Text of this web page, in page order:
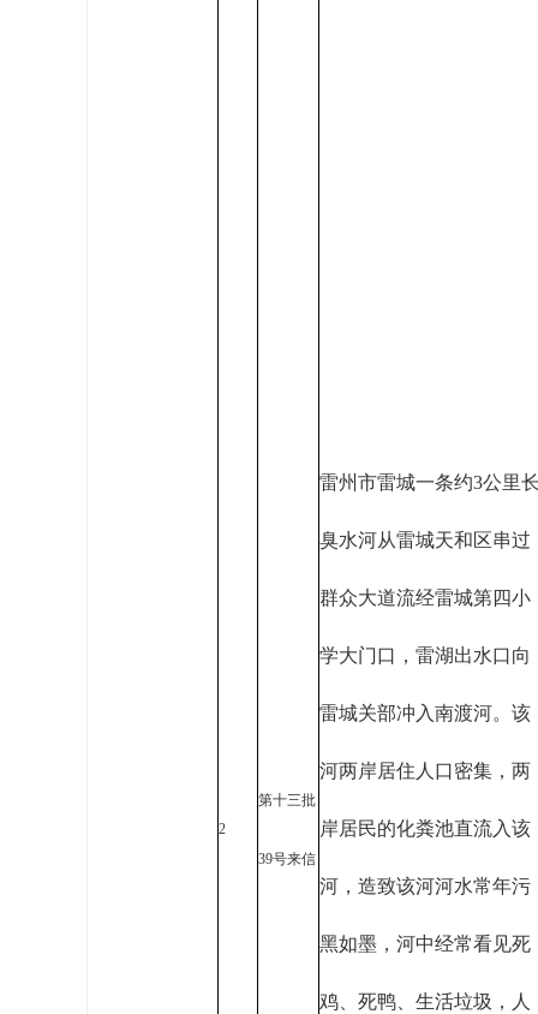
2
第十三批
39号来信
雷州市雷城一条约3公里
臭水河从雷城天和区串过
群众大道流经雷城第四小
学大门口，雷湖出水口向
雷城关部冲入南渡河。该
河两岸居住人口密集，两
岸居民的化粪池直流入该
河，造致该河河水常年污
黑如墨，河中经常看见死
鸡、死鸭、生活垃圾，人